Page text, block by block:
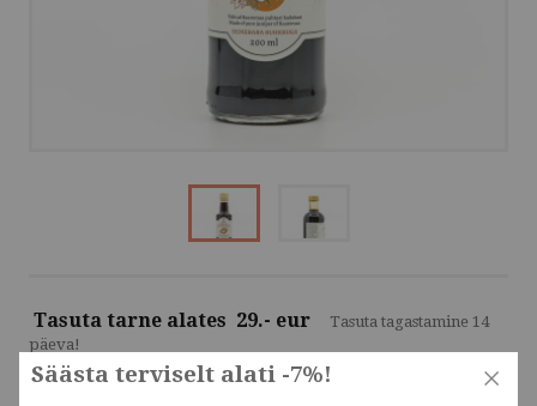
by ShopRoller
Tasuta tarne alates 29.- eur
Tasuta tagastamine 14
päeva!
Säästa terviselt alati -7%!